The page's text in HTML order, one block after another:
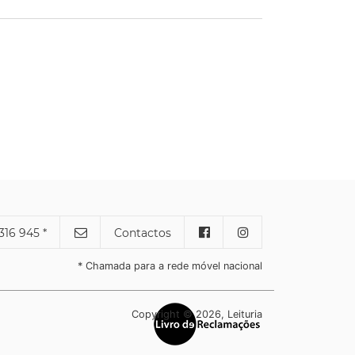
945 * Contactos
* Chamada para a rede móvel nacional
Copyright © 2026, Leituria